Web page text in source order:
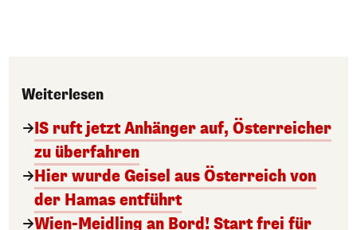
Weiterlesen
IS ruft jetzt Anhänger auf, Österreicher
zu überfahren
Hier wurde Geisel aus Österreich von
der Hamas entführt
Wien-Meidling an Bord! Start frei für